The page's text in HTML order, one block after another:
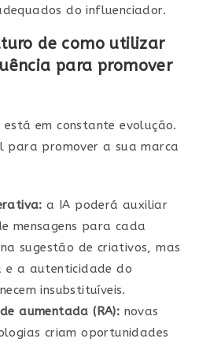
do influenciador.
de como utilizar
para promover
em constante evolução.
para promover a sua marca
a IA poderá auxiliar
mensagens para cada
sugestão de criativos, mas
e a autenticidade do
insubstituíveis.
aumentada (RA): novas
criam oportunidades